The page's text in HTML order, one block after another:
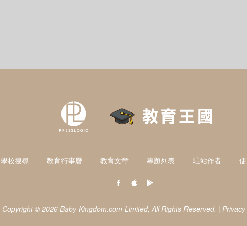
學校搜尋 教育行事曆 教育文章 專題列表 駐站作者
Copyright © 2026 Baby-Kingdom.com Limited, All Rights Reserved. |